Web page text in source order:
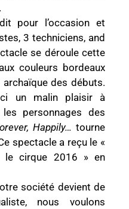
pour l’occasion et
3 techniciens, and
se déroule cette
couleurs bordeaux
des débuts.
un malin plaisir à
personnages des
Happily… tourne
spectacle a reçu le «
le cirque 2016 » en
société devient de
nous voulons